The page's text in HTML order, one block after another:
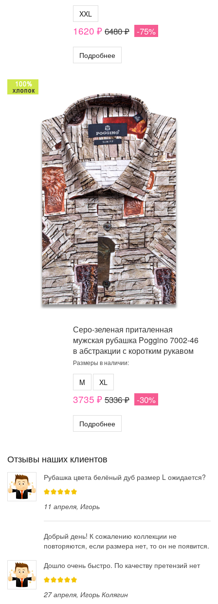
XXL
1620 ₽ 6480 ₽ -75%
Подробнее
Серо-зеленая приталенная
мужская рубашка Poggino 7002-46
в абстракции с коротким рукавом
Размеры в наличии:
M XL
3735 ₽ 5336 ₽ -30%
Подробнее
Отзывы наших клиентов
Рубашка цвета белёный дуб размер L ожидается?
11 апреля, Игорь
Добрый день! К сожалению коллекции не
повторяются, если размера нет, то он не появится.
Дошло очень быстро. По качеству претензий нет
27 апреля, Игорь Колягин